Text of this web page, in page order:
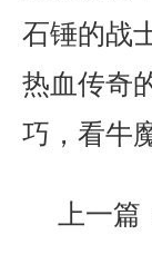
石锤的战
热血传奇
巧，看牛
上一篇